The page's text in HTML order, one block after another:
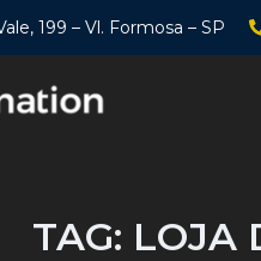
199 – Vl. Formosa – SP
TAG: LOJA